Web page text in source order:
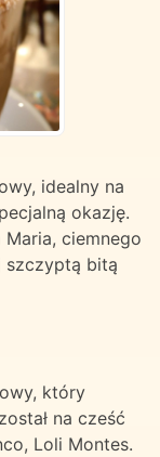
idealny na
okazję.
ciemnego
szczyptą bitą
który
na cześć
Loli Montes.